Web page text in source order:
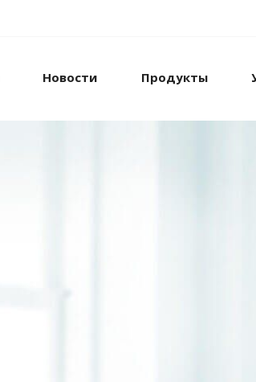
Новости Продукты